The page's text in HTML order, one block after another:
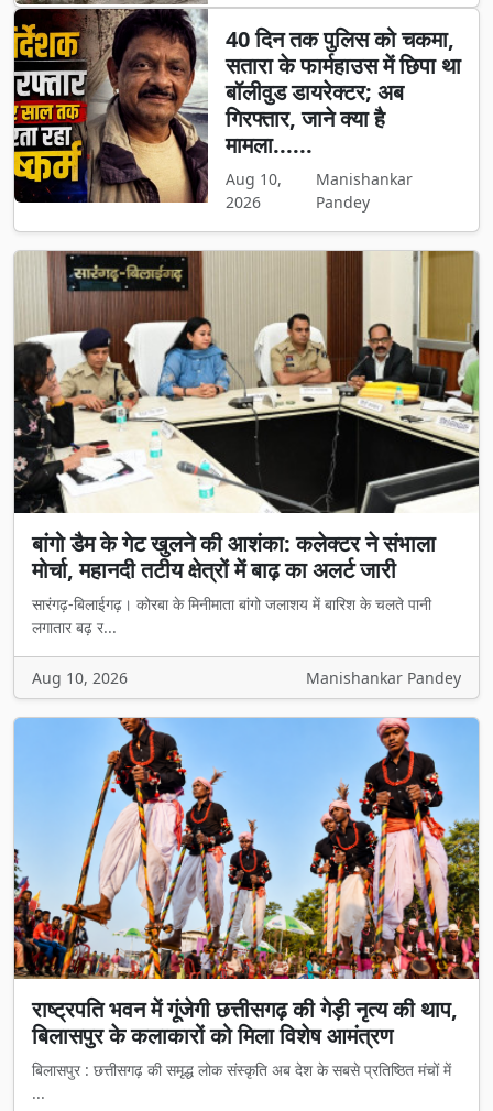
40 दिन तक पुलिस को चकमा,
सतारा के फार्महाउस में छिपा था
बॉलीवुड डायरेक्टर; अब
गिरफ्तार, जाने क्या है
मामला......
Aug 10,
2026
Manishankar
Pandey
बांगो डैम के गेट खुलने की आशंका: कलेक्टर ने संभाला
मोर्चा, महानदी तटीय क्षेत्रों में बाढ़ का अलर्ट जारी
सारंगढ़-बिलाईगढ़। कोरबा के मिनीमाता बांगो जलाशय में बारिश के चलते पानी
लगातार बढ़ र...
Aug 10, 2026 Manishankar Pandey
राष्ट्रपति भवन में गूंजेगी छत्तीसगढ़ की गेड़ी नृत्य की थाप,
बिलासपुर के कलाकारों को मिला विशेष आमंत्रण
बिलासपुर : छत्तीसगढ़ की समृद्ध लोक संस्कृति अब देश के सबसे प्रतिष्ठित मंचों में
...